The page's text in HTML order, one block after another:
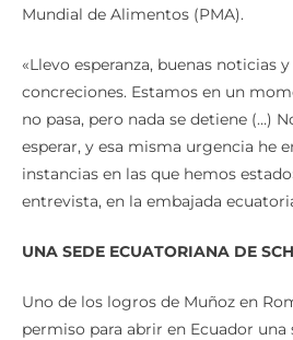
Mundial de Alimentos (PMA).
«Llevo esperanza, buenas noticias
concreciones. Estamos en un
no pasa, pero nada se detiene (…)
esperar, y esa misma urgencia he
instancias en las que hemos
entrevista, en la embajada
UNA SEDE ECUATORIANA DE
Uno de los logros de Muñoz en
permiso para abrir en Ecuador una